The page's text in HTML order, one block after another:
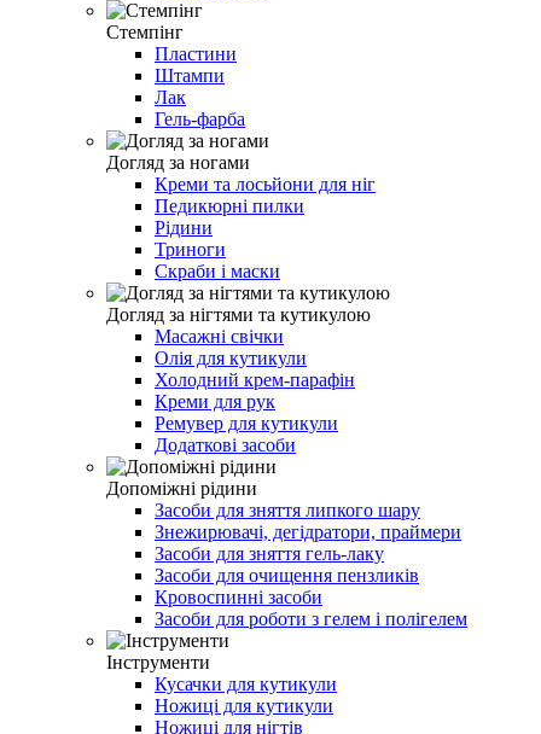
Стемпінг
Пластини
Штампи
Лак
Гель-фарба
Догляд за ногами
Креми та лосьйони для ніг
Педикюрні пилки
Рідини
Триноги
Скраби і маски
Догляд за нігтями та кутикулою
Масажні свічки
Олія для кутикули
Холодний крем-парафін
Креми для рук
Ремувер для кутикули
Додаткові засоби
Допоміжні рідини
Засоби для зняття липкого шару
Знежирювачі, дегідратори, праймери
Засоби для зняття гель-лаку
Засоби для очищення пензликів
Кровоспинні засоби
Засоби для роботи з гелем і полігелем
Інструменти
Кусачки для кутикули
Ножиці для кутикули
Ножиці для нігтів